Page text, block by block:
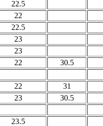
22.5
22
22.5
23
23
22
30.5
22
31
23
30.5
23.5